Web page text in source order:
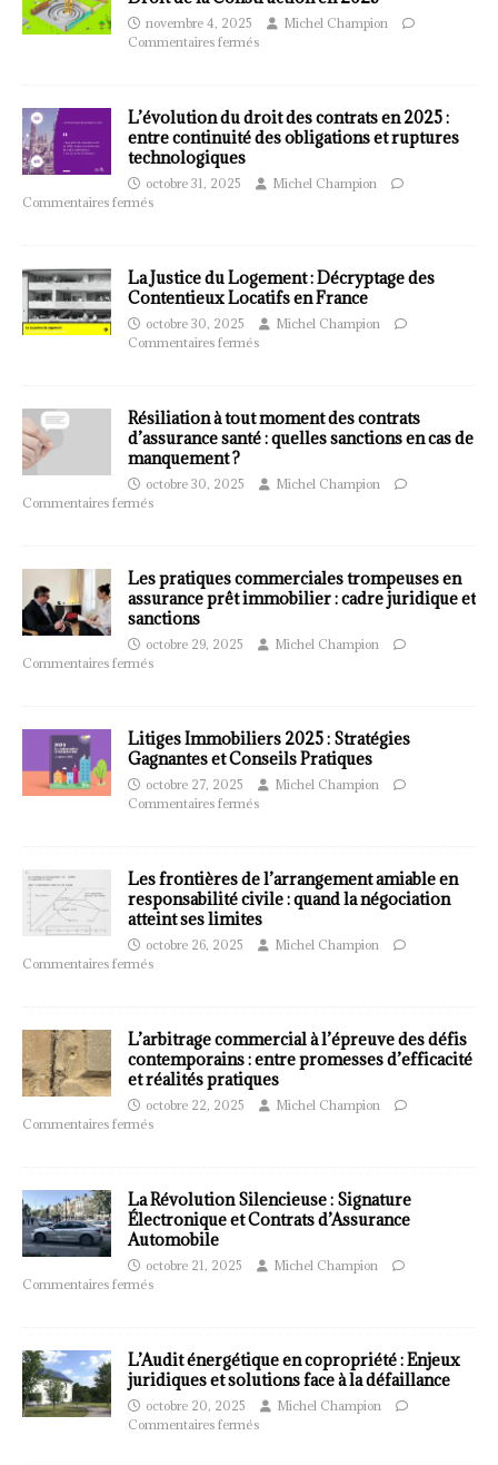
novembre 4, 2025
Michel Champion
Commentaires fermés
L’évolution du droit des contrats en 2025 :
entre continuité des obligations et ruptures
technologiques
octobre 31, 2025
Michel Champion
Commentaires fermés
La Justice du Logement : Décryptage des
Contentieux Locatifs en France
octobre 30, 2025
Michel Champion
Commentaires fermés
Résiliation à tout moment des contrats
d’assurance santé : quelles sanctions en cas de
manquement ?
octobre 30, 2025
Michel Champion
Commentaires fermés
Les pratiques commerciales trompeuses en
assurance prêt immobilier : cadre juridique et
sanctions
octobre 29, 2025
Michel Champion
Commentaires fermés
Litiges Immobiliers 2025 : Stratégies
Gagnantes et Conseils Pratiques
octobre 27, 2025
Michel Champion
Commentaires fermés
Les frontières de l’arrangement amiable en
responsabilité civile : quand la négociation
atteint ses limites
octobre 26, 2025
Michel Champion
Commentaires fermés
L’arbitrage commercial à l’épreuve des défis
contemporains : entre promesses d’efficacité
et réalités pratiques
octobre 22, 2025
Michel Champion
Commentaires fermés
La Révolution Silencieuse : Signature
Électronique et Contrats d’Assurance
Automobile
octobre 21, 2025
Michel Champion
Commentaires fermés
L’Audit énergétique en copropriété : Enjeux
juridiques et solutions face à la défaillance
octobre 20, 2025
Michel Champion
Commentaires fermés